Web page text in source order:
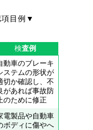
目例▼
検査例
動車のブレーキ
ステムの形状が
切か確認し、不
があれば事故防
のために修正
電製品や自動車
ボディに傷やへ